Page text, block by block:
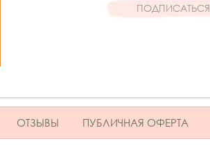
ПОДПИСАТЬСЯ
ОТЗЫВЫ ПУБЛИЧНАЯ ОФЕРТА